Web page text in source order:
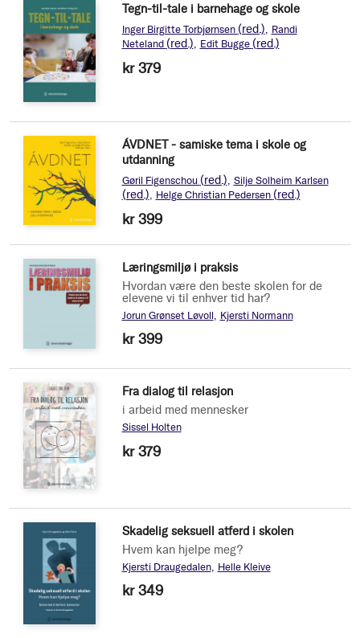
Tegn-til-tale i barnehage og skole
Inger Birgitte Torbjørnsen (red.)
Randi
Neteland (red.) Edit Bugge (red.)
kr 379
ÁVDNET - samiske tema i skole og
utdanning
Gøril Figenschou (red.) Silje Solheim Karlsen
(red.) Helge Christian Pedersen (red.)
kr 399
Læringsmiljø i praksis
Hvordan være den beste skolen for de
elevene vi til enhver tid har?
Jorun Grønset Løvoll Kjersti Normann
kr 399
Fra dialog til relasjon
i arbeid med mennesker
Sissel Holten
kr 379
Skadelig seksuell atferd i skolen
Hvem kan hjelpe meg?
Kjersti Draugedalen Helle Kleive
kr 349